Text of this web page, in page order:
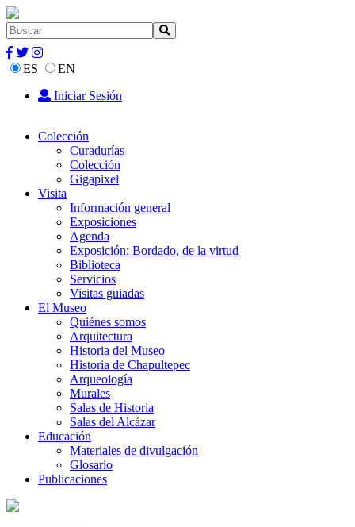
ES
EN
Iniciar Sesión
Colección
Curadurías
Colección
Gigapixel
Visita
Información general
Exposiciones
Agenda
Exposición: Bordado, de la virtud
Biblioteca
Servicios
Visitas guiadas
El Museo
Quiénes somos
Arquitectura
Historia del Museo
Historia de Chapultepec
Arqueología
Murales
Salas de Historia
Salas del Alcázar
Educación
Materiales de divulgación
Glosario
Publicaciones